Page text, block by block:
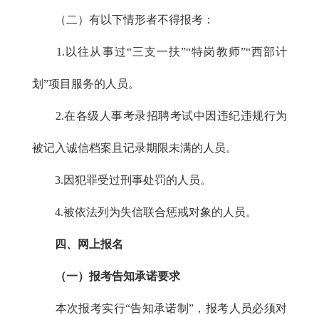
（二）有以下情形者不得报考：
1.以往从事过“三支一扶”“特岗教师”“西部计
划”项目服务的人员。
2.在各级人事考录招聘考试中因违纪违规行为
被记入诚信档案且记录期限未满的人员。
3.因犯罪受过刑事处罚的人员。
4.被依法列为失信联合惩戒对象的人员。
四、网上报名
（一）报考告知承诺要求
本次报考实行“告知承诺制”，报考人员必须对